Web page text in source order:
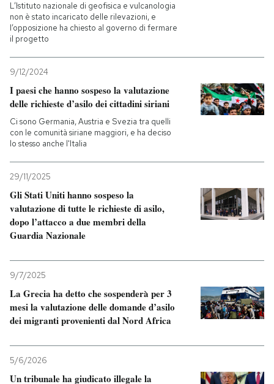
L’Istituto nazionale di geofisica e vulcanologia
non è stato incaricato delle rilevazioni, e
l’opposizione ha chiesto al governo di fermare
il progetto
9/12/2024
I paesi che hanno sospeso la valutazione
delle richieste d’asilo dei cittadini siriani
Ci sono Germania, Austria e Svezia tra quelli
con le comunità siriane maggiori, e ha deciso
lo stesso anche l'Italia
29/11/2025
Gli Stati Uniti hanno sospeso la
valutazione di tutte le richieste di asilo,
dopo l’attacco a due membri della
Guardia Nazionale
9/7/2025
La Grecia ha detto che sospenderà per 3
mesi la valutazione delle domande d’asilo
dei migranti provenienti dal Nord Africa
5/6/2026
Un tribunale ha giudicato illegale la